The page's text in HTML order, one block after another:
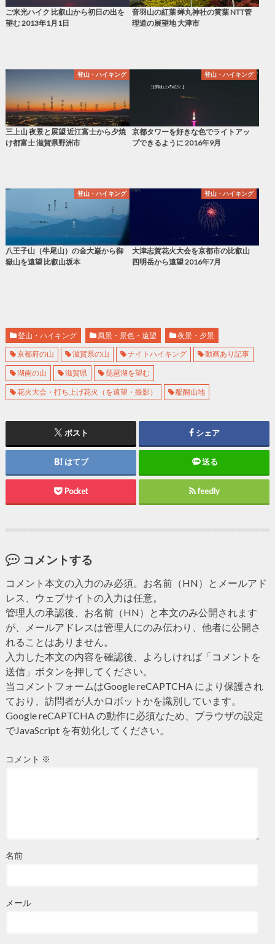
ご来光ハイク 比叡山から初日の出を
望む 2013年1月1日
音羽山の紅葉 蝉丸神社の黄葉 NTT管
理道の展望地 大津市
登山・ハイキング
三上山 夜景と展望 近江富士から夕焼
け都富士 滋賀県野洲市
登山・ハイキング
京都タワーを好きな色でライトアッ
プできるように 2016年9月
登山・ハイキング
八王子山（牛尾山）の金大巌から御
嶽山を遠望 比叡山坂本
登山・ハイキング
大津志賀花火大会を京都市の比叡山
四明岳から遠望 2016年7月
登山・ハイキング 風景・景色・遠望 夜景・夕景
京都府の山 滋賀県の山 ナイトハイキング 動画あり記事
湖南の山 滋賀県 琵琶湖を望む
花火大会・打ち上げ花火（を遠望・撮影） 醍醐山地
ポスト シェア
はてブ 送る
Pocket feedly
コメントする
コメント本文の入力のみ必須。お名前（HN）とメールアド
レス、ウェブサイトの入力は任意。
管理人の承認後、お名前（HN）と本文のみ公開されます
が、メールアドレスは管理人にのみ伝わり、他者に公開さ
れることはありません。
入力した本文の内容を確認後、よろしければ「コメントを
送信」ボタンを押してください。
当コメントフォームはGoogle reCAPTCHA により保護され
ており、訪問者が人かロボットかを識別しています。
Google reCAPTCHA の動作に必須なため、ブラウザの設定
でJavaScript を有効化してください。
コメント ※
名前
メール